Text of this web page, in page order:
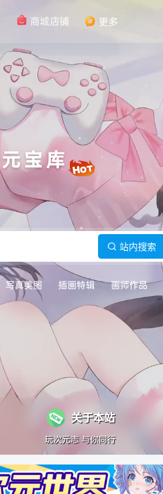
商城店铺 更多
关于本站
玩次元志 与你同行
宝库
站内搜索
写真美图 插画特辑 画师作品